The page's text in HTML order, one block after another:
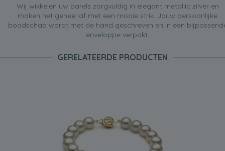
Wij wikkelen uw parels zorgvuldig in elegant metallic zilver en
maken het geheel af met een mooie strik. Jouw persoonlijke
boodschap wordt met de hand geschreven en in een
enveloppe verpakt.
GERELATEERDE PRODUCTEN